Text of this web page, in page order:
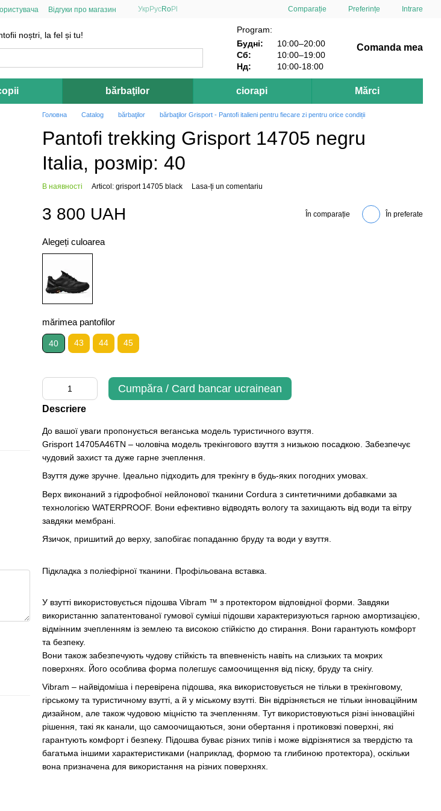
Відгуки про магазин Укр РусRoPl Comparație Preferințe Intrare
noștri, la fel și tu!
Program:
Будні:
10:00–20:00
Сб:
10:00–19:00
Нд:
10:00-18:00
Comanda mea
bărbaţilor ciorapi Mărci
Головна Catalog bărbaţilor bărbaţilor Grisport - Pantofi italieni pentru fiecare zi pentru orice condiții
Pantofi trekking Grisport 14705 negru
Italia, розмір: 40
В наявності Articol: grisport 14705 black Lasa-ți un comentariu
3 800 UAH În comparație În preferate
Alegeți culoarea
mărimea pantofilor
40 43 44 45
Cumpăra / Card bancar ucrainean
Descriere
До вашої уваги пропонується веганська модель туристичного взуття.
Grisport 14705A46TN – чоловіча модель трекінгового взуття з низькою посадкою. Забезпечує
чудовий захист та дуже гарне зчеплення.
Взуття дуже зручне. Ідеально підходить для трекінгу в будь-яких погодних умовах.
Верх виконаний з гідрофобної нейлонової тканини Cordura з синтетичними добавками за
технологією WATERPROOF. Вони ефективно відводять вологу та захищають від води та вітру
завдяки мембрані.
Язичок, пришитий до верху, запобігає попаданню бруду та води у взуття.
Підкладка з поліефірної тканини. Профільована вставка.
У взутті використовується підошва Vibram ™ з протектором відповідної форми. Завдяки
використанню запатентованої гумової суміші підошви характеризуються гарною амортизацією,
відмінним зчепленням із землею та високою стійкістю до стирання. Вони гарантують комфорт
та безпеку.
Вони також забезпечують чудову стійкість та впевненість навіть на слизьких та мокрих
поверхнях. Його особлива форма полегшує самоочищення від піску, бруду та снігу.
Vibram – найвідоміша і перевірена підошва, яка використовується не тільки в трекінговому,
гірському та туристичному взутті, а й у міському взутті. Він відрізняється не тільки інноваційним
дизайном, але також чудовою міцністю та зчепленням. Тут використовуються різні інноваційні
рішення, такі як канали, що самоочищаються, зони обертання і протиковзкі поверхні, які
гарантують комфорт і безпеку. Підошва буває різних типів і може відрізнятися за твердістю та
багатьма іншими характеристиками (наприклад, формою та глибиною протектора), оскільки
вона призначена для використання на різних поверхнях.